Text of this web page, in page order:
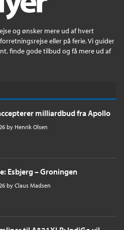
og ønsker mere ud af hvert
eller på ferie. Vi guider
finde gode tilbud og få mere ud af
milliardbud fra Apollo
by Henrik Olsen
Esbjerg – Groningen
by Claus Madsen